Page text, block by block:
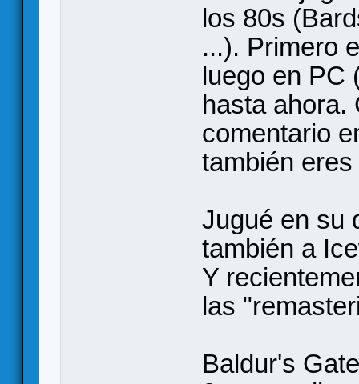
los 80s
...). Primero
luego en PC
hasta ahora.
comentario
también
Jugué en su
también a
Y
las
Baldur's